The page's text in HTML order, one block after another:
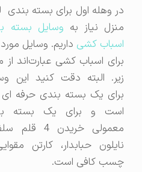
در وهله اول برای بسته بندی لوازم
منزل نیاز به وسایل بسته بندی
اسباب کشیداریم. وسایل مورد نیاز
برای اسباب کشی عبارت‌اند از موارد
زیر. البته دقت کنید این وسایل
برای یک بسته بندی حرفه‌ ای لازم
است و برای یک بسته بندی
معمولی خریدن 4 قلم سلفون،
نایلون حبابدار، کارتن مقوایی و
چسب کافی است.